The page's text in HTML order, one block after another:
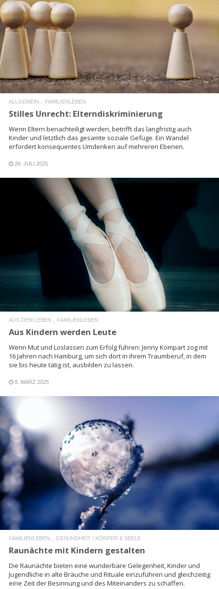
ALLGEMEIN FAMILIENLEBEN
Stilles Unrecht: Elterndiskriminierung
Wenn Eltern benachteiligt werden, betrifft das langfristig auch
Kinder und letztlich das gesamte soziale Gefüge. Ein Wandel
erfordert konsequentes Umdenken auf mehreren Ebenen.
26. JULI 2025
READ MORE
AUS DEM LEBEN FAMILIENLEBEN
Aus Kindern werden Leute
Wenn Mut und Loslassen zum Erfolg führen: Jenny Kompart zog mit
16 Jahren nach Hamburg, um sich dort in ihrem Traumberuf, in dem
sie bis heute tätig ist, ausbilden zu lassen.
8. MÄRZ 2025
READ MORE
FAMILIENLEBEN GESUNDHEIT / KÖRPER & SEELE
Raunächte mit Kindern gestalten
Die Raunächte bieten eine wunderbare Gelegenheit, Kinder und
Jugendliche in alte Bräuche und Rituale einzuführen und gleichzeitig
eine Zeit der Besinnung und des Miteinanders zu schaffen.